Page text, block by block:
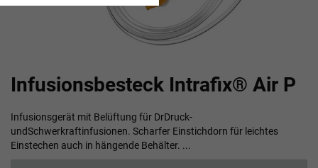
Infusionsbesteck Intrafix® Air P
Infusionsgerät mit Belüftung für DrDruck-
undSchwerkraftinfusionen. Scharfer Einstichdorn für leichtes
Einstechen auch in hängende Behälter. ...
Anfang
der
springen